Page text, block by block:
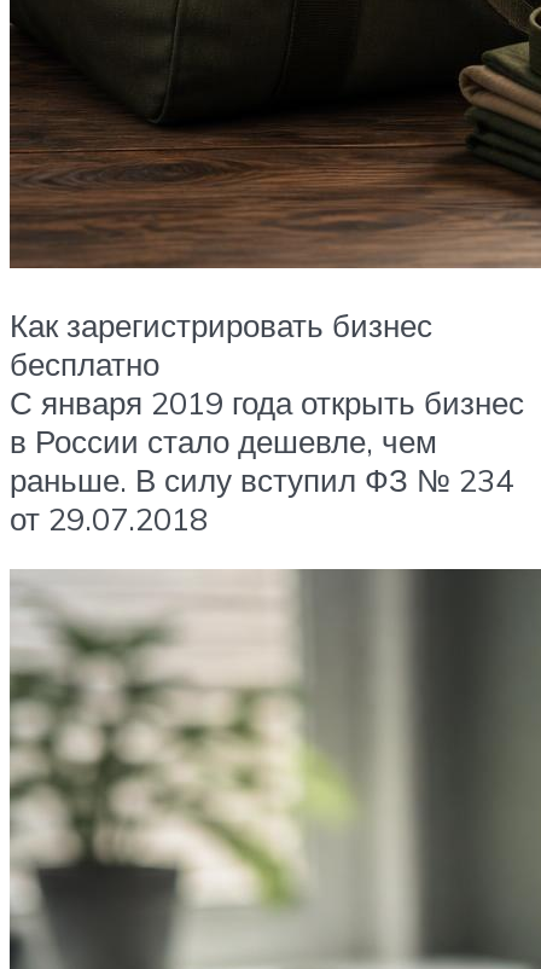
Как зарегистрировать бизнес
бесплатно
С января 2019 года открыть бизнес
в России стало дешевле, чем
раньше. В силу вступил ФЗ № 234
от 29.07.2018